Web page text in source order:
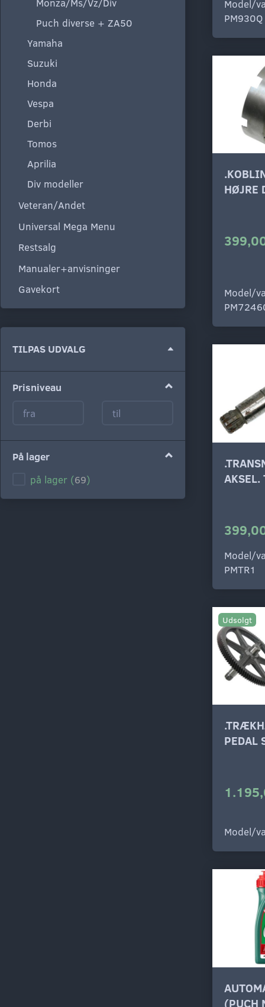
Puch diverse + ZA50
Yamaha
Suzuki
Honda
Vespa
Derbi
Tomos
Aprilia
Div modeller
Veteran/Andet
Universal Mega Menu
Restsalg
Manualer+anvisninger
Gavekort
TILPAS UDVALG
Prisniveau
På lager
på lager (69)
Model/
PM930Q
HØJRE
Model/
Model/
PMTR1
Udsolgt
PEDAL
Model/
(PUCH